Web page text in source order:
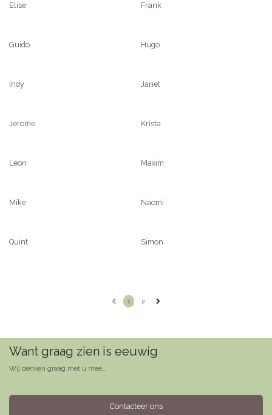
Elise Frank
Guido Hugo
Indy Janet
Jerome Krista
Leon Maxim
Mike Naomi
Quint Simon
1 2
Want graag zien is eeuwig
Wij denken graag met u mee...
Contacteer ons